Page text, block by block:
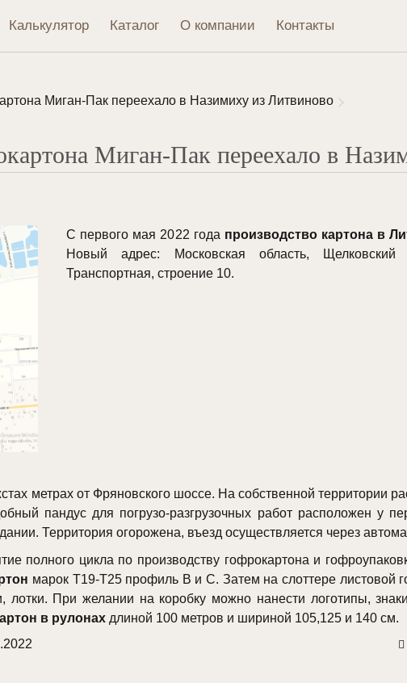
Калькулятор Каталог О компании Контакты
Миган-Пак переехало в Назимиху из Литвиново
Миган-Пак переехало в
С первого мая 2022 года производство картона в
Новый адрес: Московская область,
Транспортная, строение 10.
метрах от Фряновского шоссе. На собственной территории
пандус для погрузо-разгрузочных работ расположен у
Территория огорожена, въезд осуществляется через
полного цикла по производству гофрокартона и
марок Т19-Т25 профиль В и С. Затем на слоттере листовой
лотки. При желании на коробку можно нанести логотипы,
в рулонах длиной 100 метров и шириной 105,125 и 140 см.